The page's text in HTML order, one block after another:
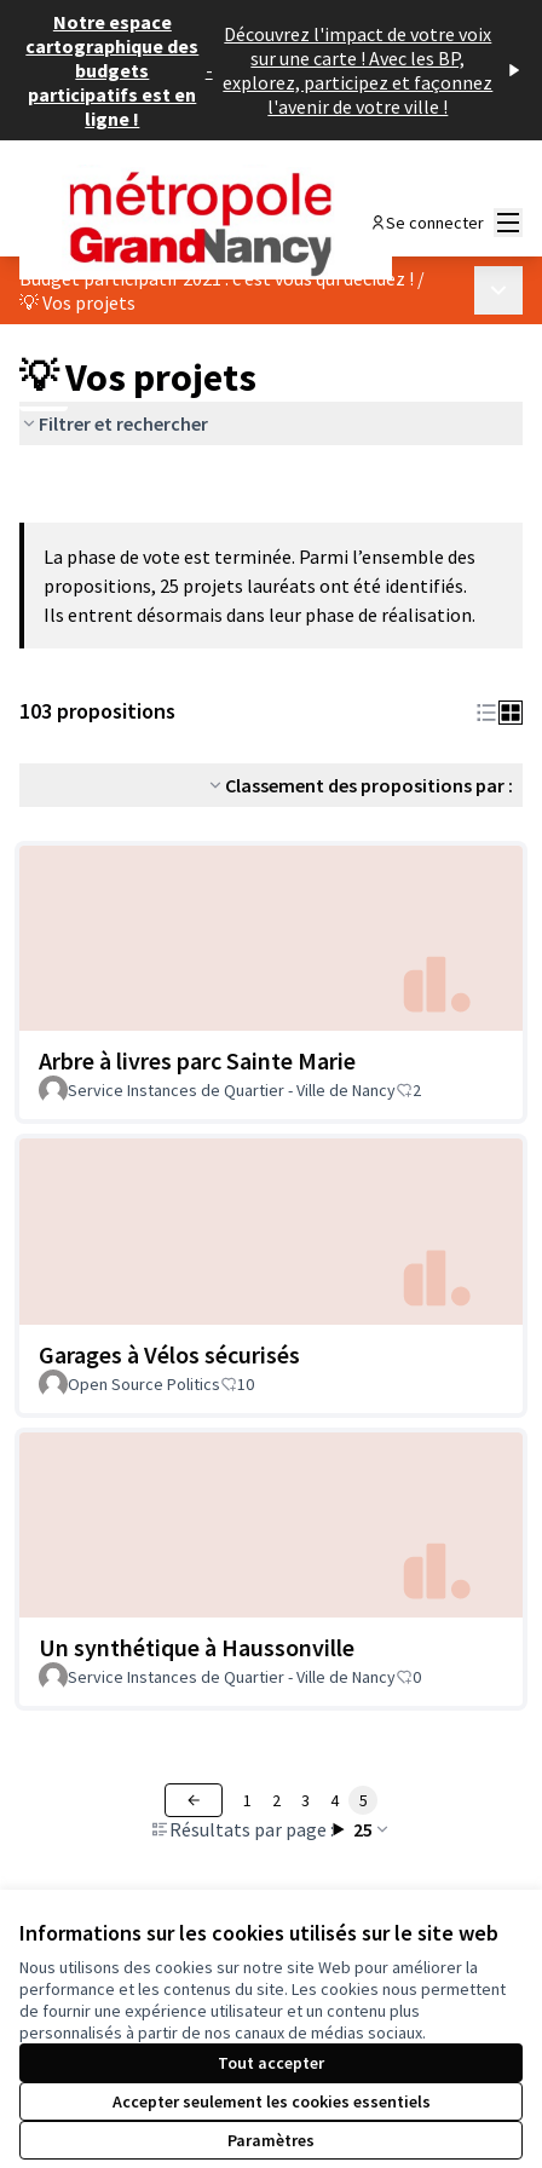
Informations sur les cookies utilisés sur le site web
Nous utilisons des cookies sur notre site Web pour améliorer la
performance et les contenus du site. Les cookies nous permettent
de fournir une expérience utilisateur et un contenu plus
personnalisés à partir de nos canaux de médias sociaux.
Tout accepter
Accepter seulement les cookies essentiels
Paramètres
Notre espace
cartographique des
budgets
participatifs est en
ligne !
-
Découvrez l'impact de votre voix
sur une carte ! Avec les BP,
explorez, participez et façonnez
l'avenir de votre ville !
Se connecter
Budget participatif 2021 : c’est vous qui décidez ! /
💡 Vos projets
💡 Vos projets
Filtrer et rechercher
La phase de vote est terminée. Parmi l’ensemble des
propositions, 25 projets lauréats ont été identifiés.
Ils entrent désormais dans leur phase de réalisation.
103 propositions
Classement des propositions par :
Arbre à livres parc Sainte Marie
Service Instances de Quartier - Ville de Nancy 2
Garages à Vélos sécurisés
Open Source Politics 10
Un synthétique à Haussonville
Service Instances de Quartier - Ville de Nancy 0
Résultats par page : 25
1 2 3 4 5
Voir toutes les propositions retirées
Conditions d'utilisation
Paramètres des cookies
Site réalisé grâce aulogiciel libre Decidim .
Licence
(Lien